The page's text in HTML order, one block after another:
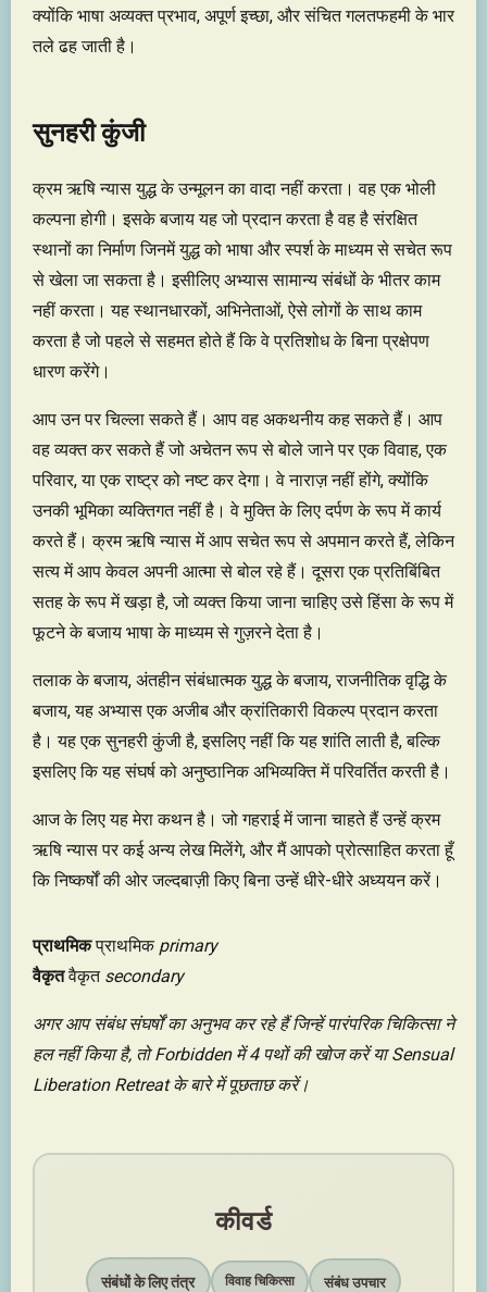
क्योंकि भाषा अव्यक्त प्रभाव, अपूर्ण इच्छा, और संचित गलतफहमी के भार
तले ढह जाती है।
सुनहरी कुंजी
क्रम ऋषि न्यास युद्ध के उन्मूलन का वादा नहीं करता। वह एक भोली
कल्पना होगी। इसके बजाय यह जो प्रदान करता है वह है संरक्षित
स्थानों का निर्माण जिनमें युद्ध को भाषा और स्पर्श के माध्यम से सचेत रूप
से खेला जा सकता है। इसीलिए अभ्यास सामान्य संबंधों के भीतर काम
नहीं करता। यह स्थानधारकों, अभिनेताओं, ऐसे लोगों के साथ काम
करता है जो पहले से सहमत होते हैं कि वे प्रतिशोध के बिना प्रक्षेपण
धारण करेंगे।
आप उन पर चिल्ला सकते हैं। आप वह अकथनीय कह सकते हैं। आप
वह व्यक्त कर सकते हैं जो अचेतन रूप से बोले जाने पर एक विवाह, एक
परिवार, या एक राष्ट्र को नष्ट कर देगा। वे नाराज़ नहीं होंगे, क्योंकि
उनकी भूमिका व्यक्तिगत नहीं है। वे मुक्ति के लिए दर्पण के रूप में कार्य
करते हैं। क्रम ऋषि न्यास में आप सचेत रूप से अपमान करते हैं, लेकिन
सत्य में आप केवल अपनी आत्मा से बोल रहे हैं। दूसरा एक प्रतिबिंबित
सतह के रूप में खड़ा है, जो व्यक्त किया जाना चाहिए उसे हिंसा के रूप में
फूटने के बजाय भाषा के माध्यम से गुज़रने देता है।
तलाक के बजाय, अंतहीन संबंधात्मक युद्ध के बजाय, राजनीतिक वृद्धि के
बजाय, यह अभ्यास एक अजीब और क्रांतिकारी विकल्प प्रदान करता
है। यह एक सुनहरी कुंजी है, इसलिए नहीं कि यह शांति लाती है, बल्कि
इसलिए कि यह संघर्ष को अनुष्ठानिक अभिव्यक्ति में परिवर्तित करती है।
आज के लिए यह मेरा कथन है। जो गहराई में जाना चाहते हैं उन्हें क्रम
ऋषि न्यास पर कई अन्य लेख मिलेंगे, और मैं आपको प्रोत्साहित करता हूँ
कि निष्कर्षों की ओर जल्दबाज़ी किए बिना उन्हें धीरे-धीरे अध्ययन करें।
प्राथमिकप्राथमिक primary
वैकृतवैकृत secondary
अगर आप संबंध संघर्षों का अनुभव कर रहे हैं जिन्हें पारंपरिक चिकित्सा ने
हल नहीं किया है, तो Forbidden में 4 पथों की खोज करें या Sensual
Liberation Retreat के बारे में पूछताछ करें।
कीवर्ड
संबंधों के लिए तंत्र विवाह चिकित्सा संबंध उपचार